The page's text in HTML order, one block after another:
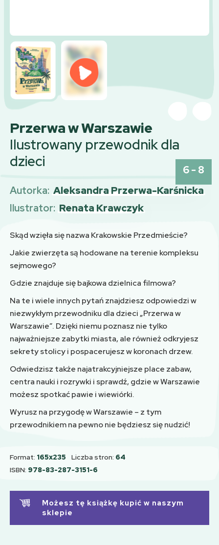
Przerwa w Warszawie
Ilustrowany przewodnik dla
dzieci
6 - 8
Autorka: Aleksandra Przerwa-Karśnicka
Ilustrator: Renata Krawczyk
Skąd wzięła się nazwa Krakowskie Przedmieście?
Jakie zwierzęta są hodowane na terenie kompleksu
sejmowego?
Gdzie znajduje się bajkowa dzielnica filmowa?
Na te i wiele innych pytań znajdziesz odpowiedzi w
niezwykłym przewodniku dla dzieci „Przerwa w
Warszawie”. Dzięki niemu poznasz nie tylko
najważniejsze zabytki miasta, ale również odkryjesz
sekrety stolicy i pospacerujesz w koronach drzew.
Odwiedzisz także najatrakcyjniejsze place zabaw,
centra nauki i rozrywki i sprawdź, gdzie w Warszawie
możesz spotkać pawie i wiewiórki.
Wyrusz na przygodę w Warszawie – z tym
przewodnikiem na pewno nie będziesz się nudzić!
Format: 165x235 Liczba stron: 64
ISBN: 978-83-287-3151-6
Możesz tę książkę kupić w naszym
sklepie